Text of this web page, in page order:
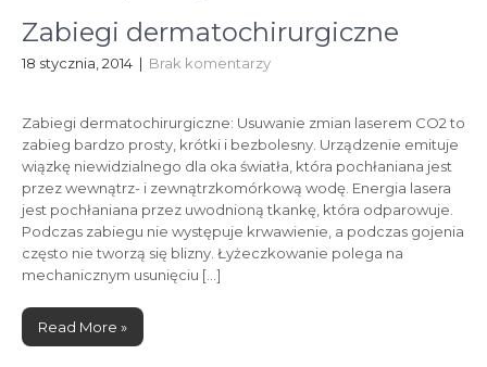
Zabiegi dermatochirurgiczne
18 stycznia, 2014 | Brak komentarzy
Zabiegi dermatochirurgiczne: Usuwanie zmian laserem CO2 to
zabieg bardzo prosty, krótki i bezbolesny. Urządzenie emituje
wiązkę niewidzialnego dla oka światła, która pochłaniana jest
przez wewnątrz- i zewnątrzkomórkową wodę. Energia lasera
jest pochłaniana przez uwodnioną tkankę, która odparowuje.
Podczas zabiegu nie występuje krwawienie, a podczas gojenia
często nie tworzą się blizny. Łyżeczkowanie polega na
mechanicznym usunięciu […]
Read More »